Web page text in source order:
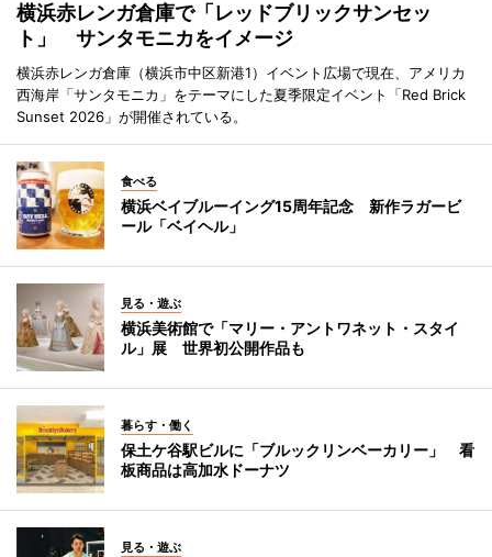
横浜赤レンガ倉庫で「レッドブリックサンセッ
ト」 サンタモニカをイメージ
横浜赤レンガ倉庫（横浜市中区新港1）イベント広場で現在、アメリカ
西海岸「サンタモニカ」をテーマにした夏季限定イベント「Red Brick
Sunset 2026」が開催されている。
食べる
横浜ベイブルーイング15周年記念 新作ラガービ
ール「ベイヘル」
見る・遊ぶ
横浜美術館で「マリー・アントワネット・スタイ
ル」展 世界初公開作品も
暮らす・働く
保土ケ谷駅ビルに「ブルックリンベーカリー」 看
板商品は高加水ドーナツ
見る・遊ぶ